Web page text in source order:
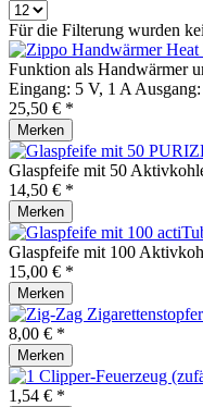
Für die Filterung wurden
Funktion als Handwärmer
Eingang: 5 V, 1 A
25,50 € *
Merken
Glaspfeife mit 50
14,50 € *
Merken
Glaspfeife mit 100
15,00 € *
Merken
8,00 € *
Merken
1,54 € *